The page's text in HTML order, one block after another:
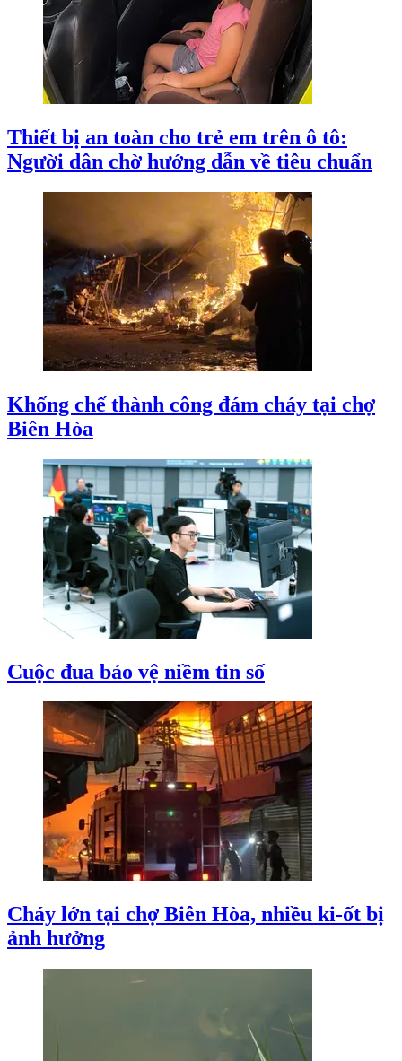
Thiết bị an toàn cho trẻ em trên ô tô:
Người dân chờ hướng dẫn về tiêu chuẩn
Khống chế thành công đám cháy tại chợ
Biên Hòa
Cuộc đua bảo vệ niềm tin số
Cháy lớn tại chợ Biên Hòa, nhiều ki-ốt bị
ảnh hưởng